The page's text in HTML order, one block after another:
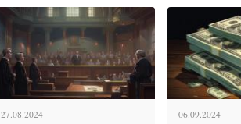
27.08.2024 06.09.2024